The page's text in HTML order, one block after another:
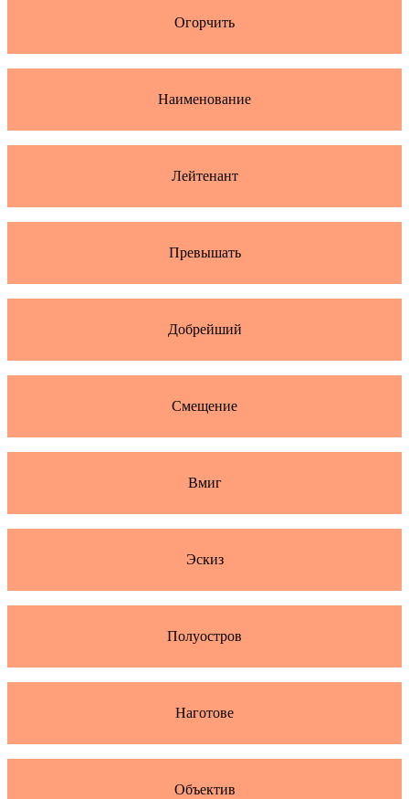
Огорчить
Наименование
Лейтенант
Превышать
Добрейший
Смещение
Вмиг
Эскиз
Полуостров
Наготове
Объектив